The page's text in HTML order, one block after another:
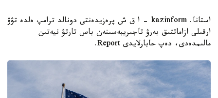
استانا. kazinform - ا ق ش پرەزيدەنتى دونالد ترامپ ەلدە تۋۋ
ارقىلى ازاماتتىق بەرۋ تاجىريبەسىنەن باس تارتۋ نيەتىن
مالىمدەدى، دەپ حابارلايدى Report.